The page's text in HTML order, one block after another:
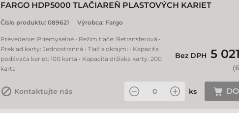
FARGO HDP5000 TLAČIAREŇ PLASTOVÝCH KARIET
Číslo produktu: 089621 Výrobca: Fargo
Prevedenie: Priemyselné • Režim tlače: Retransferová •
Preklad karty: Jednostranná • Tlač s okrajmi • Kapacita
podávača kariet: 100 karta • Kapacita držiaka karty: 200
karta
Bez DPH 5
(
Kontaktujte nás ks